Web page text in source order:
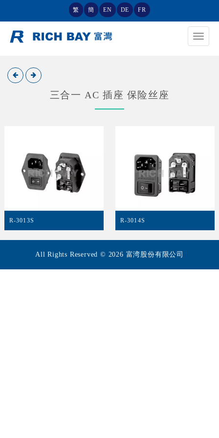
繁 簡 EN DE FR
Toggle
三合一 AC 插座 保险丝座
R-3013S R-3014S
All Rights Reserved © 2026 富湾股份有限公司